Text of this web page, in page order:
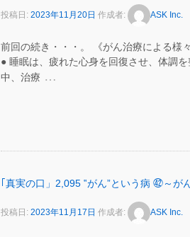
投稿日: 2023年11月20日 作成者: ASK Inc.
前回の続き・・・。 《がん治療による様
● 睡眠は、疲れた心身を回復させ、体調
中、治療 …
｢真実の口」2,095 ‟がん”という病 ㊷～が
投稿日: 2023年11月17日 作成者: ASK Inc.